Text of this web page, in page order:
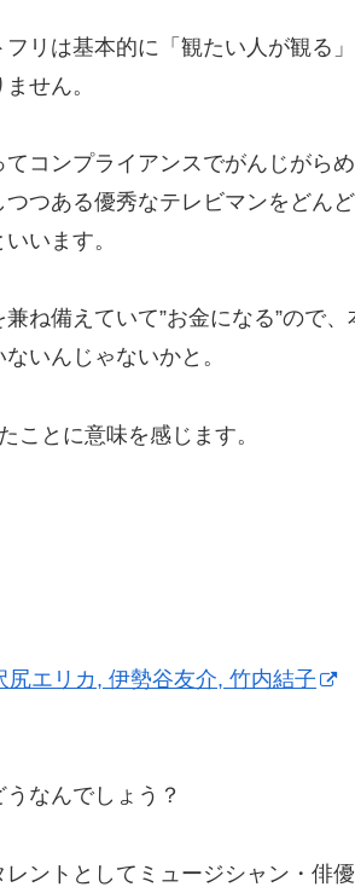
リは基本的に「観たい人が観る
せん。
てコンプライアンスでがんじがら
つある優秀なテレビマンをどん
います。
ね備えていて”お金になる”ので
いんじゃないかと。
ことに意味を感じます。
尻エリカ, 伊勢谷友介, 竹内結子
なんでしょう？
ントとしてミュージシャン・俳